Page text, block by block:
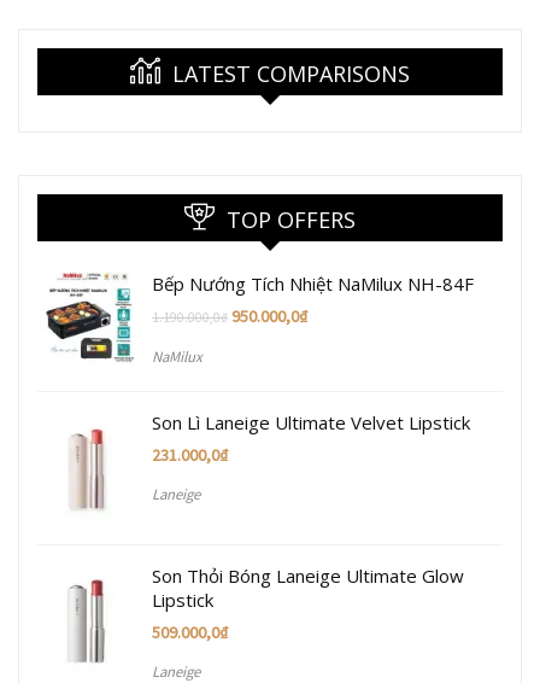
LATEST COMPARISONS
TOP OFFERS
Bếp Nướng Tích Nhiệt NaMilux NH-84F
1.190.000,0₫ 950.000,0₫
NaMilux
Son Lì Laneige Ultimate Velvet Lipstick
231.000,0₫
Laneige
Son Thỏi Bóng Laneige Ultimate Glow
Lipstick
509.000,0₫
Laneige